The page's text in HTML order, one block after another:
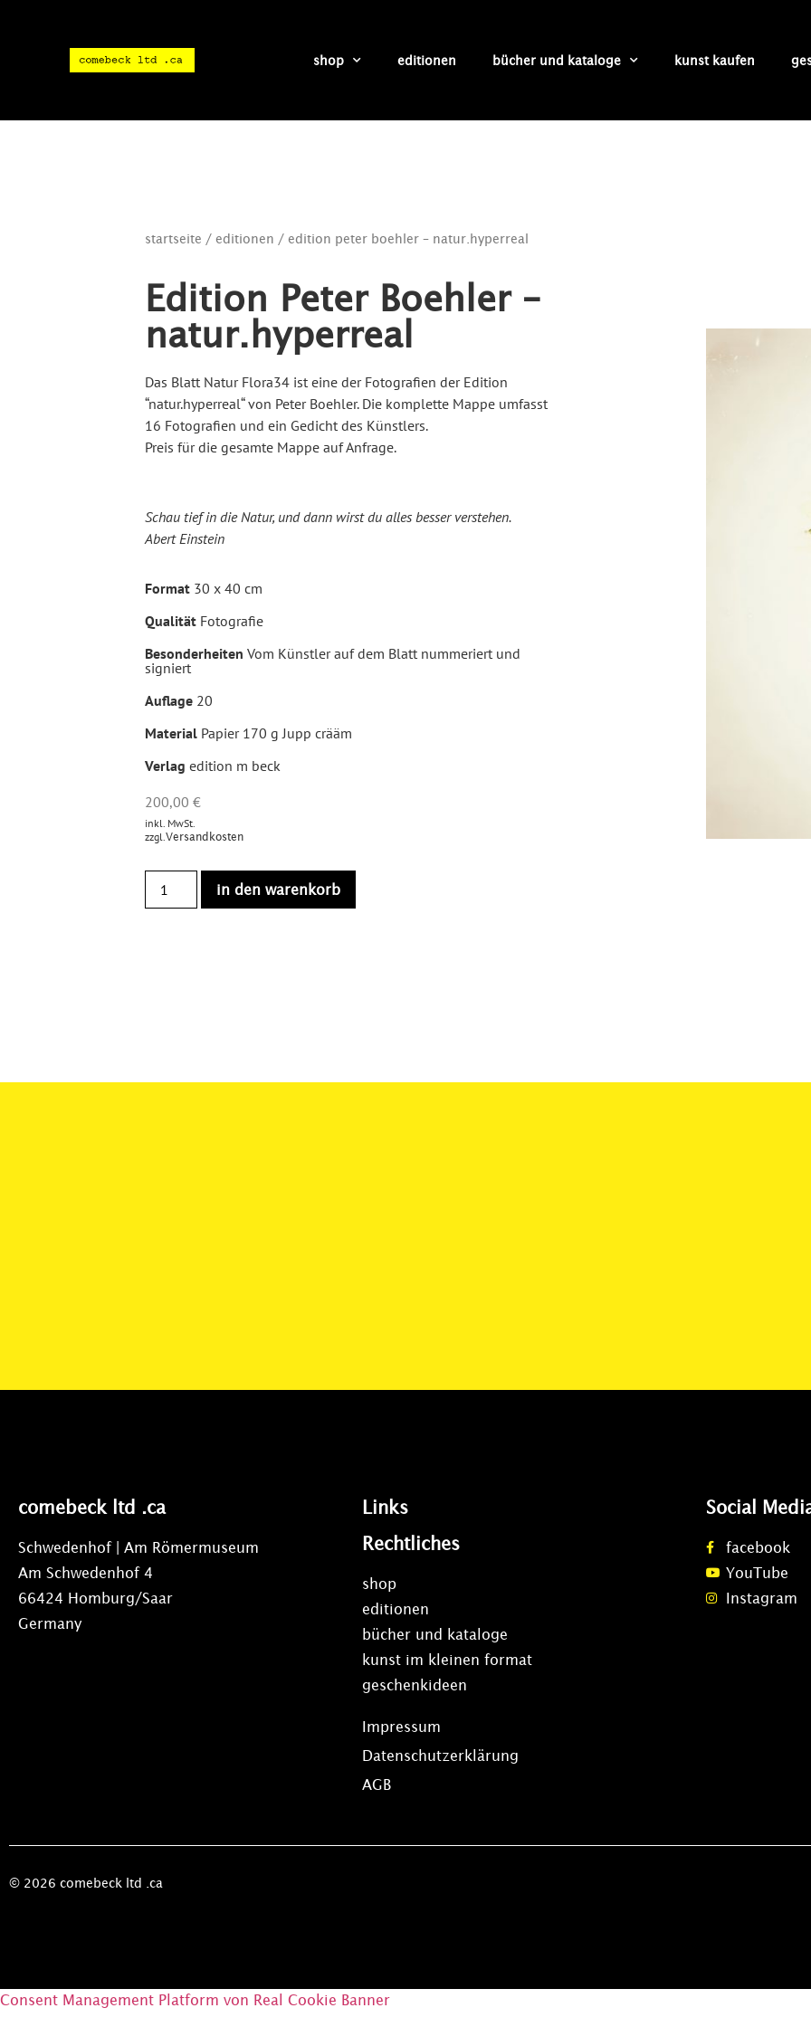
shop editionen bücher und kataloge kunst kaufen
startseite / editionen / edition peter boehler – natur.hyperreal
Edition Peter Boehler –
natur.hyperreal
Das Blatt Natur Flora34 ist eine der Fotografien der Edition
“natur.hyperreal“ von Peter Boehler. Die komplette Mappe umfasst
16 Fotografien und ein Gedicht des Künstlers.
Preis für die gesamte Mappe auf Anfrage.
Schau tief in die Natur, und dann wirst du alles besser verstehen.
Abert Einstein
Format 30 x 40 cm
Qualität Fotografie
Besonderheiten Vom Künstler auf dem Blatt nummeriert und
signiert
Auflage 20
Material Papier 170 g Jupp crääm
Verlag edition m beck
200,00 €
inkl. MwSt.
zzgl.Versandkosten
in den warenkorb
comebeck ltd .ca
Schwedenhof | Am Römermuseum
Am Schwedenhof 4
66424 Homburg/Saar
Germany
Links
Rechtliches
shop
editionen
bücher und kataloge
kunst im kleinen format
geschenkideen
Impressum
Datenschutzerklärung
AGB
Social
facebook
YouTube
Instagram
© 2026 comebeck ltd .ca
Consent Management Platform von Real Cookie Banner